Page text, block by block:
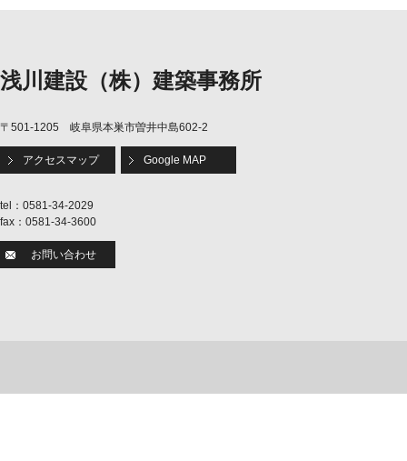
浅川建設（株）建築事務所
〒501-1205 岐阜県本巣市曽井中島602-2
アクセスマップ Google MAP
tel：0581-34-2029
fax：0581-34-3600
お問い合わせ